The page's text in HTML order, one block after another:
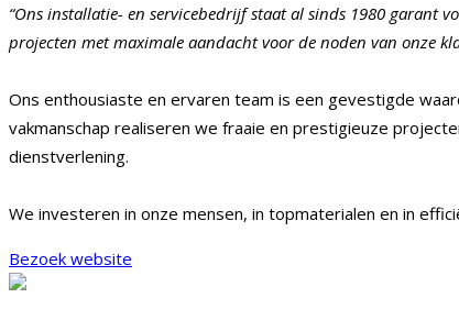
“Ons installatie- en servicebedrijf staat al sinds 1980 garant
projecten met maximale aandacht voor de noden van onze
Ons enthousiaste en ervaren team is een gevestigde
vakmanschap realiseren we fraaie en prestigieuze
dienstverlening.
We investeren in onze mensen, in topmaterialen en in
Bezoek website